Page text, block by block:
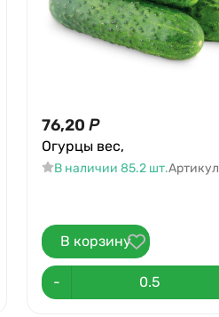
76,20 Р
Огурцы вес,
В наличии 85.2 шт.Артикул
В корзину
-